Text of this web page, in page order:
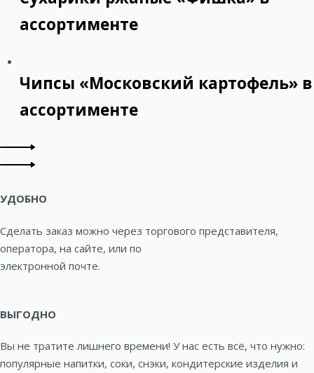
ассортименте
Чипсы «Московский картофель» в
ассортименте
УДОБНО
Сделать заказ можно через торгового представителя,
оператора, на сайте, или по
электронной почте.
ВЫГОДНО
Вы не тратите лишнего времени! У нас есть всё, что нужно:
популярные напитки, соки, снэки, кондитерские изделия и